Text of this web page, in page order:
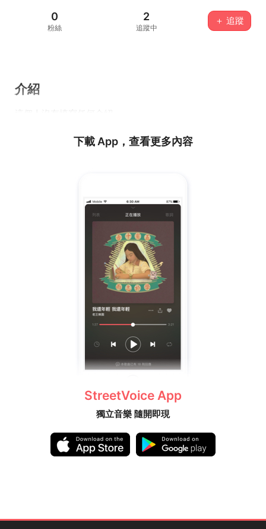
0
粉絲
2
追蹤中
＋ 追蹤
介紹
下載 App，查看更多內容
StreetVoice App
獨立音樂 隨開即現